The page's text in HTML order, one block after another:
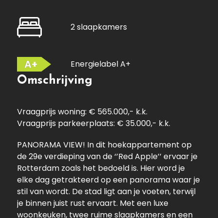
2 slaapkamers
A+ Energielabel A+
Omschrijving
Vraagprijs woning: € 565.000,- k.k.
Vraagprijs parkeerplaats: € 35.000,- k.k.
PANORAMA VIEW! In dit hoekappartement op
de 29e verdieping van de ‘’Red Apple’’ ervaar je
Rotterdam zoals het bedoeld is. Hier word je
elke dag getrakteerd op een panorama waar je
stil van wordt. De stad ligt aan je voeten, terwijl
je binnen juist rust ervaart. Met een luxe
woonkeuken, twee ruime slaapkamers en een